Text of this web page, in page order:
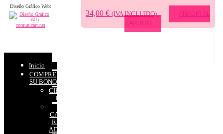
34,00€ (IVA INCLUIDO)
AÑADIR AL
CARRITO
Diseño Gráfico Web:
Inicio
COMPRE
SU BONO
CIRCUITOS
RELAX
CAPILAR
RITUAL
ADULTOS